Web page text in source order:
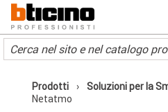
Skip to main content
Main navigation
Prodotti Soluzioni per la
Netatmo